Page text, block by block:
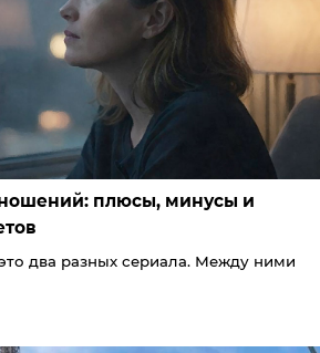
плюсы, минусы и
два разных сериала. Между ними